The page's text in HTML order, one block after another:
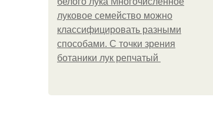
луковое семейство можно
классифицировать разными
способами. С точки зрения
ботаники лук репчатый